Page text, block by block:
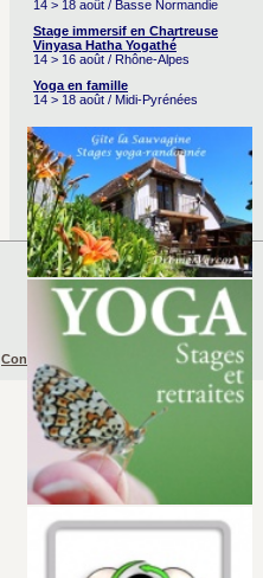
14 > 18 août / Basse Normandie
Stage immersif en Chartreuse
Vinyasa Hatha Yogathé
14 > 16 août / Rhône-Alpes
Yoga en famille
14 > 18 août / Midi-Pyrénées
Conditions Générales d’Utilisation